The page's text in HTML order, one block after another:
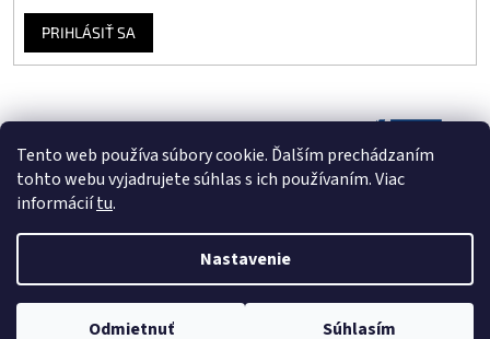
Tento web používa súbory cookie. Ďalším prechádzaním
tohto webu vyjadrujete súhlas s ich používaním. Viac
informáciítu.
Nastavenie
Odmietnuť Súhlasím
PRIHLÁSIŤ SA
Vytvoril Shoptet
Copyright 2026Vinyloveplatne.sk . Všetky práva vyhradené.